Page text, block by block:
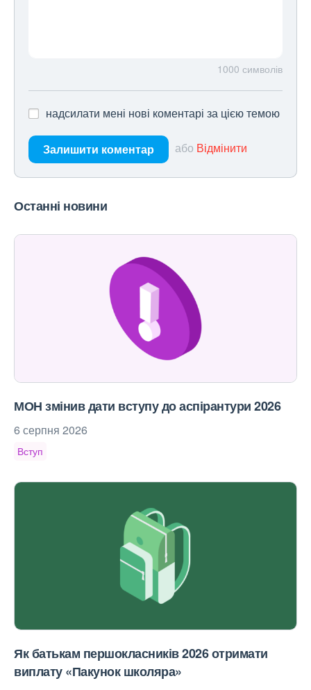
1000 символів
надсилати мені нові коментарі за цією темою
Залишити коментар або Відмінити
Останні новини
МОН змінив дати вступу до аспірантури 2026
6 серпня 2026
Вступ
Як батькам першокласників 2026 отримати
виплату «Пакунок школяра»